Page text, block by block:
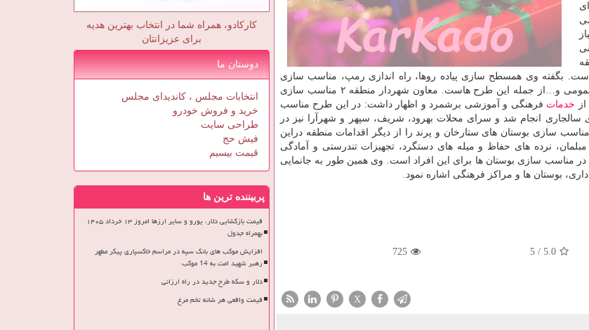
بگفته وی همسطح سازی پیاده روها، راه اندازی رمپ، مناسب سازی
شیب گذرگاه ها در معابر، مناسب سازی ایستگاه های حمل و نقل عمومی و…از جمله این طرح هاست. معاون شهردار منطقه ۲ مناسب سازی
خدمات فرهنگی و آموزشی برشمرد و اظهار داشت: در این طرح مناسب
انجام شد و سرای محلات بهرود، شریف، سپهر و شهرآرا نیز در
قبل مناسب سازی شده است. معاون فنی و عمران منطقه ۲ مناسب سازی بوستان های ستارخان و پرند را از دیگر اقدامات منطقه دراین
نرده های حفاظ و میله های دستگرد، تجهیزات تندرستی و آمادگی
مناسب سازی بوستان ها برای این افراد است. وی همین طور به جانمایی
بوستان ها و مراکز فرهنگی اشاره نمود.
5.0
/
5
725
X
کارکادو، همراه شما در انتخاب بهترین هدیه
برای عزیزانتان
دوستان ما
انتخابات مجلس ، کاندیدای مجلس
خرید و فروش خودرو
طراحی سایت
فیش حج
قیمت بیسیم
پربیننده ترین ها
قیمت بازگشایی دلار، یورو و سایر ارزها امروز ۱۳ خرداد ۱۴۰۵
بهمراه جدول
افزایش موکب های بانک سپه در مراسم خاکسپاری پیکر مطهر
رهبر شهید امت به 14 موکب
دلار و سکه طرح جدید در راه ارزانی
قیمت واقعی هر شانه تخم مرغ